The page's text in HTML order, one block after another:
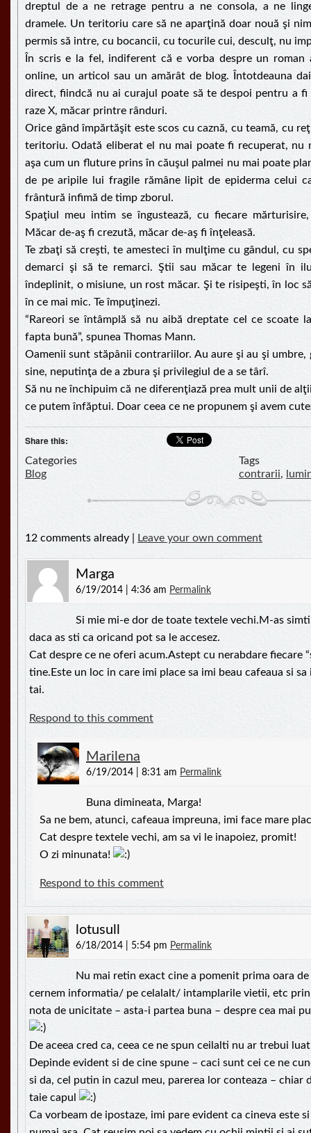
dreptul de a ne retrage pentru a ne consola, a ne
dramele. Un teritoriu care să ne aparţină doar nouă şi
permis să intre, cu bocancii, cu tocurile cui, desculţ, nu
În scris e la fel, indiferent că e vorba despre un roman
online, un articol sau un amărât de blog. Întotdeauna
direct, fiindcă nu ai curajul poate să te despoi pentru a
raze X, măcar printre rânduri.
Orice gând împărtăşit este scos cu caznă, cu teamă, cu
teritoriu. Odată eliberat el nu mai poate fi recuperat, nu
aşa cum un fluture prins în căuşul palmei nu mai poate
de pe aripile lui fragile rămâne lipit de epiderma celui
frântură infimă de timp zborul.
Spaţiul meu intim se îngustează, cu fiecare
Măcar de-aş fi crezută, măcar de-aş fi înţeleasă.
Te zbaţi să creşti, te amesteci în mulţime cu gândul, cu
demarci şi să te remarci. Ştii sau măcar te legeni în
îndeplinit, o misiune, un rost măcar. Şi te risipeşti, în loc
în ce mai mic. Te împuţinezi.
“Rareori se întâmplă să nu aibă dreptate cel ce scoate
fapta bună”, spunea Thomas Mann.
Oamenii sunt stăpânii contrariilor. Au aure şi au şi umbre,
sine, neputinţa de a zbura şi privilegiul de a se târî.
Să nu ne închipuim că ne diferenţiază prea mult unii de
ce putem înfăptui. Doar ceea ce ne propunem şi avem
Share this:
Categories
Blog
Tags
contrarii,
12 comments already | Leave your own comment
Marga
6/19/2014 | 4:36 am Permalink
Si mie mi-e dor de toate textele vechi.M-as simti
daca as sti ca oricand pot sa le accesez.
Cat despre ce ne oferi acum.Astept cu nerabdare fiecare
tine.Este un loc in care imi place sa imi beau cafeaua si
tai.
Respond to this comment
Marilena
6/19/2014 | 8:31 am Permalink
Buna dimineata, Marga!
Sa ne bem, atunci, cafeaua impreuna, imi face mare
Cat despre textele vechi, am sa vi le inapoiez, promit!
O zi minunata!
Respond to this comment
lotusull
6/18/2014 | 5:54 pm Permalink
Nu mai retin exact cine a pomenit prima oara
cernem informatia/ pe celalalt/ intamplarile vietii, etc prin
nota de unicitate – asta-i partea buna – despre cea mai
De aceea cred ca, ceea ce ne spun ceilalti nu ar trebui
Depinde evident si de cine spune – caci sunt cei ce ne
si da, cel putin in cazul meu, parerea lor conteaza – chiar
taie capul
Ca vorbeam de ipostaze, imi pare evident ca cineva este